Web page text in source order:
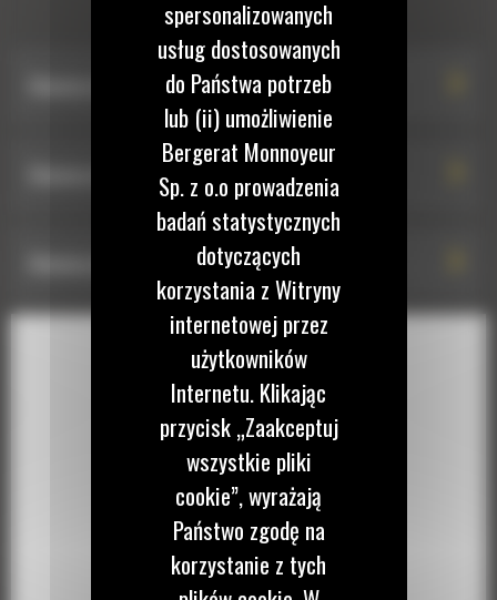
OBROTOWA
Głowica obrotowo-wychylna TRS14: 516-6776
Głowica obrotowo-wychylna TRS14: 555-1569
Głowica obrotowo-wychylna TRS14: 567-0390
spersonalizowanych
usług dostosowanych
do Państwa potrzeb
lub (ii) umożliwienie
Bergerat Monnoyeur
Sp. z o.o prowadzenia
badań statystycznych
dotyczących
korzystania z Witryny
internetowej przez
użytkowników
Internetu. Klikając
przycisk „Zaakceptuj
wszystkie pliki
cookie”, wyrażają
Państwo zgodę na
korzystanie z tych